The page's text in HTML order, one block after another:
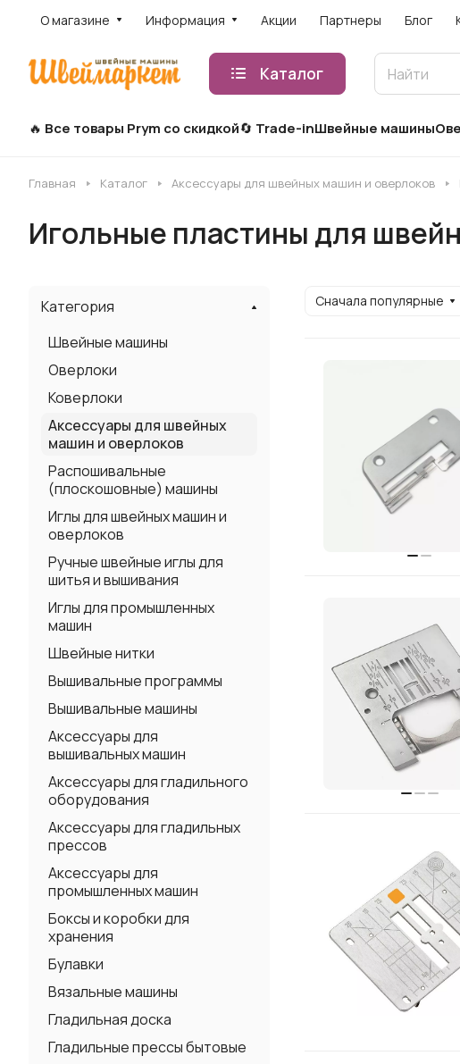
О магазине Информация Акции Партнеры Блог
Каталог
Все товары Prym со скидкой Trade-inШвейные машины
Главная Каталог Аксессуары для швейных машин и оверлоков
Игольные пластины для
Сначала популярные
Категория
Швейные машины
Оверлоки
Коверлоки
Аксессуары для швейных
машин и оверлоков
Распошивальные
(плоскошовные) машины
Иглы для швейных машин и
оверлоков
Ручные швейные иглы для
шитья и вышивания
Иглы для промышленных
машин
Швейные нитки
Вышивальные программы
Вышивальные машины
Аксессуары для
вышивальных машин
Аксессуары для гладильного
оборудования
Аксессуары для гладильных
прессов
Аксессуары для
промышленных машин
Боксы и коробки для
хранения
Булавки
Вязальные машины
Гладильная доска
Гладильные прессы бытовые